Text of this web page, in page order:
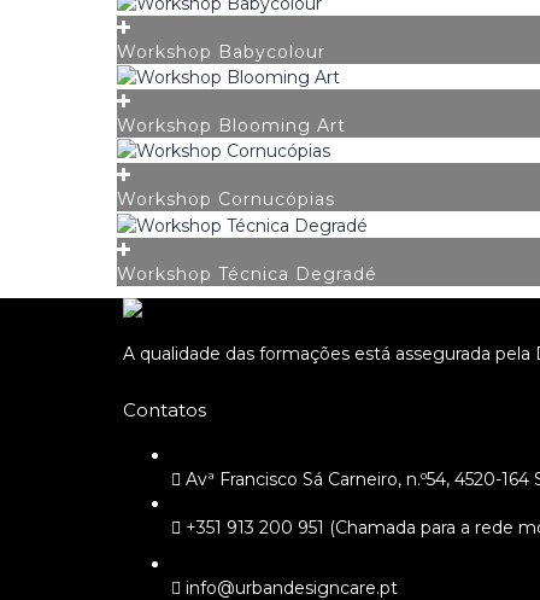
Workshop Babycolour
Workshop Blooming Art
Workshop Cornucópias
Workshop Técnica Degradé
A qualidade das formações está assegurada
Contatos
Avª Francisco Sá Carneiro, n.º54, 4520-
+351 913 200 951 (Chamada para a rede
info@urbandesigncare.pt